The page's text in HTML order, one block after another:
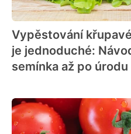
Vypěstování
je jednoduché:
semínka až po úrodu